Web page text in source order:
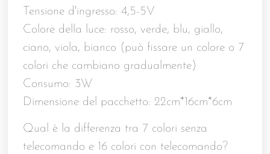
Tensione d'ingresso: 4,5-5V
Colore della luce: rosso, verde, blu, giallo,
ciano, viola, bianco (può fissare un colore o 7
colori che cambiano gradualmente)
Consumo: 3W
Dimensione del pacchetto: 22cm*16cm*6cm
Qual è la differenza tra 7 colori senza
telecomando e 16 colori con telecomando?